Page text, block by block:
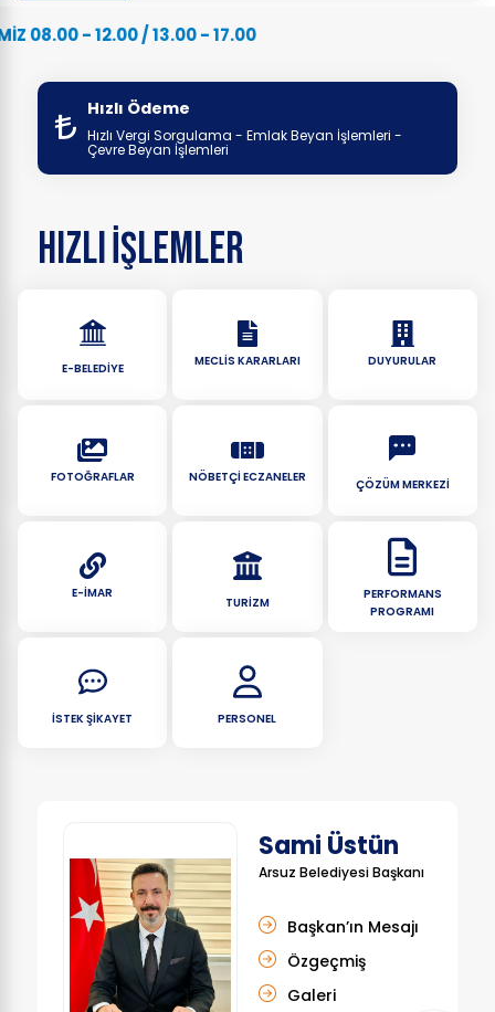
- 12.00 / 13.00 - 17.00
Hızlı Ödeme
Hızlı Vergi Sorgulama - Emlak Beyan İşlemleri -
Çevre Beyan İşlemleri
HIZLIİŞLEMLER
E-BELEDIYE MECLIS KARARLARI DUYURULAR
FOTOĞRAFLAR NÖBETÇI ECZANELER ÇÖZÜM MERKEZI
E-İMAR
TURIZM
PERFORMANS
PROGRAMI
İSTEK ŞIKAYET PERSONEL
Sami Üstün
Arsuz Belediyesi Başkanı
Başkan’ın Mesajı
Özgeçmiş
Galeri